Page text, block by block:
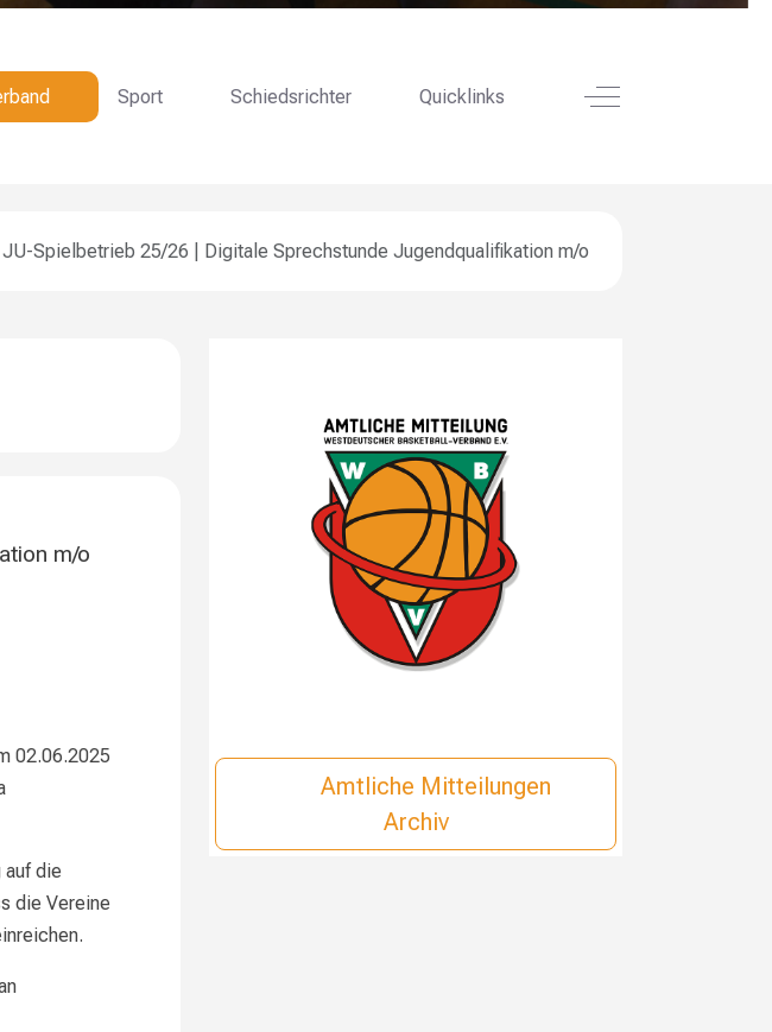
Sport Schiedsrichter Quicklinks Off-Canvas Toggle
JU-Spielbetrieb 25/26 | Digitale Sprechstunde Jugendqualifikation m/o
m/o
02.06.2025
auf die
die Vereine
Amtliche Mitteilungen
Archiv